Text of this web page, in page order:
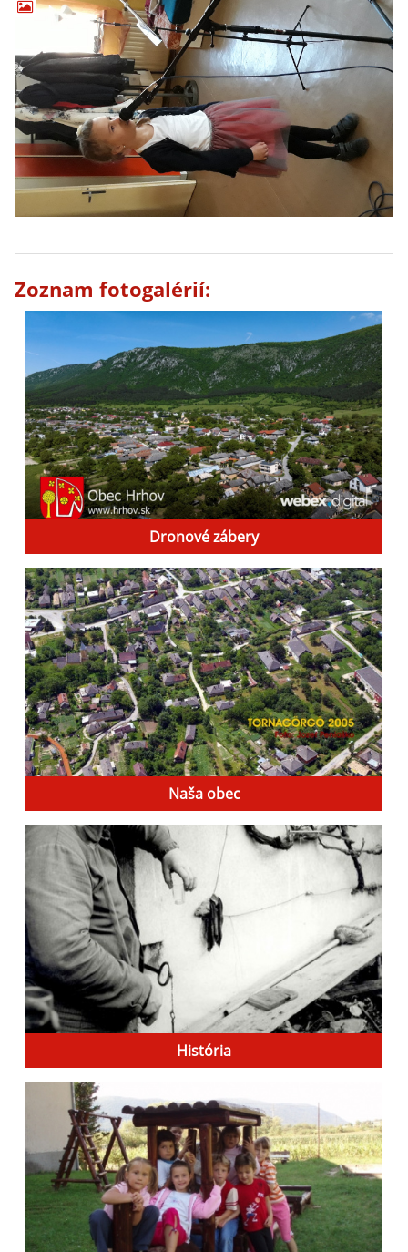
Zoznam fotogalérií:
Dronové zábery
Naša obec
História